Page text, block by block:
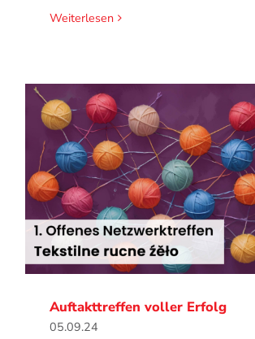
Weiterlesen
Auftakttreffen voller Erfolg
05.09.24